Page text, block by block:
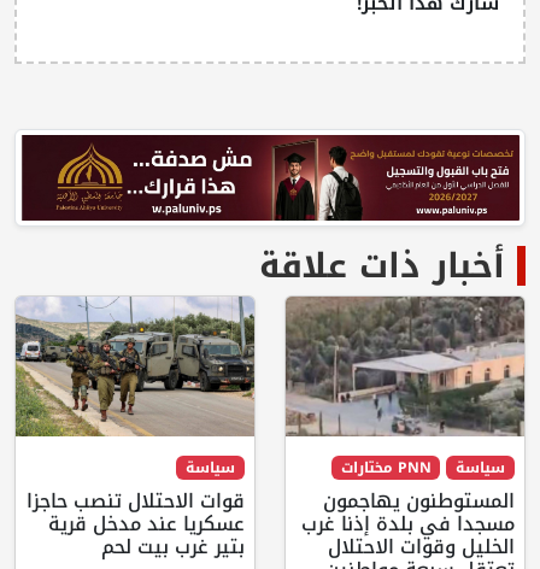
أخبار ذات علاقة
سياسة PNN مختارات
المستوطنون يهاجمون
مسجدا في بلدة إذنا غرب
الخليل وقوات الاحتلال
سياسة
قوات الاحتلال تنصب حاجزا
عسكريا عند مدخل قرية
بتير غرب بيت لحم